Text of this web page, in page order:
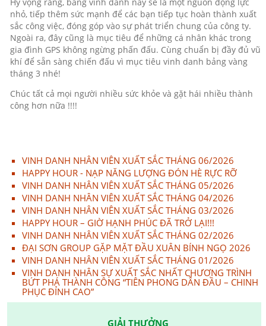
nhỏ, tiếp thêm sức mạnh để các bạn tiếp tục hoàn thành xuất
sắc công việc, đóng góp vào sự phát triển chung của công ty.
Ngoài ra, đây cũng là mục tiêu để những cá nhân khác trong
gia đình GPS không ngừng phấn đấu. Cùng chuẩn bị đầy đủ vũ
khí để sẵn sàng chiến đấu vì mục tiêu vinh danh bảng vàng
tháng 3 nhé!
Chúc tất cả mọi người nhiều sức khỏe và gặt hái nhiều thành
công hơn nữa !!!!
VINH DANH NHÂN VIÊN XUẤT SẮC THÁNG 06/2026
HAPPY HOUR - NẠP NĂNG LƯỢNG ĐÓN HÈ RỰC RỠ
VINH DANH NHÂN VIÊN XUẤT SẮC THÁNG 05/2026
VINH DANH NHÂN VIÊN XUẤT SẮC THÁNG 04/2026
VINH DANH NHÂN VIÊN XUẤT SẮC THÁNG 03/2026
HAPPY HOUR – GIỜ HẠNH PHÚC ĐÃ TRỞ LẠI!!!
VINH DANH NHÂN VIÊN XUẤT SẮC THÁNG 02/2026
ĐẠI SƠN GROUP GẶP MẶT ĐẦU XUÂN BÍNH NGỌ 2026
VINH DANH NHÂN VIÊN XUẤT SẮC THÁNG 01/2026
VINH DANH NHÂN SỰ XUẤT SẮC NHẤT CHƯƠNG TRÌNH
BỨT PHÁ THÀNH CÔNG “TIÊN PHONG DẪN ĐẦU – CHINH
PHỤC ĐỈNH CAO”
GIẢI THƯỞNG